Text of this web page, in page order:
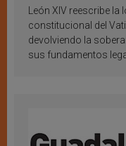
vaticana de Papa
León XIV reescribe la
constitucional del
devolviendo la
sus fundamentos